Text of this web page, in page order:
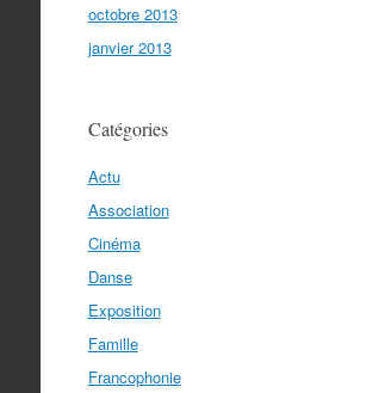
octobre 2013
janvier 2013
Catégories
Actu
Association
Cinéma
Danse
Exposition
Famille
Francophonie